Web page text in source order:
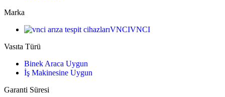
Marka
VNCIVNCI
Vasıta Türü
Binek Araca Uygun
İş Makinesine Uygun
Garanti Süresi